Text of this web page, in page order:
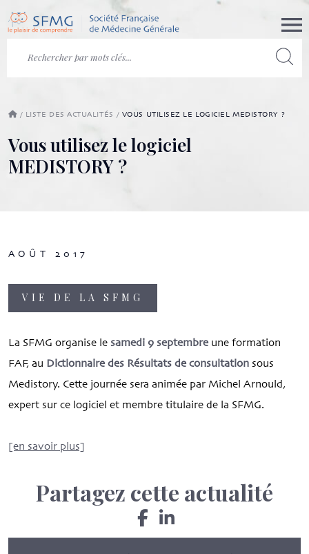
/ LISTE DES ACTUALITÉS / VOUS UTILISEZ LE LOGICIEL MEDISTORY ?
Vous utilisez le logiciel
MEDISTORY ?
AOÛT 2017
VIE DE LA SFMG
La SFMG organise le samedi 9 septembreune formation
FAF, au Dictionnaire des Résultats de consultationsous
Medistory. Cette journée sera animée par Michel Arnould,
expert sur ce logiciel et membre titulaire de la SFMG.
[en savoir plus]
Partagez cette actualité